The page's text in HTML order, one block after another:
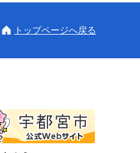
トップページへ戻る